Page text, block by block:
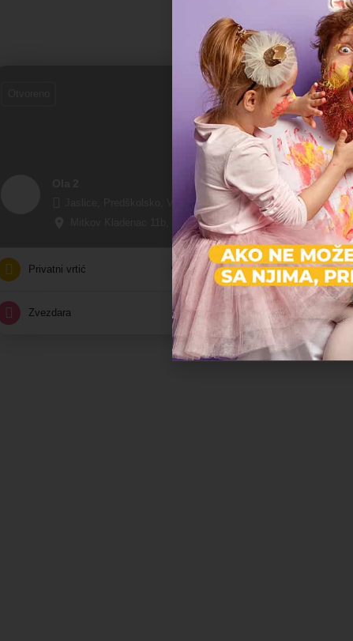
Možda vas
Mitkov Kladenac 11b, Beograd, Srbija
Privatni vrtić
Zvezdara
Meče 3
Otvoreno
Privatni vrtić